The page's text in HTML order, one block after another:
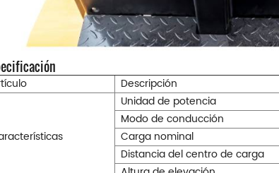
Descripción
Unidad de potencia
Modo de conducción
Carga nominal
Distancia del centro de carga